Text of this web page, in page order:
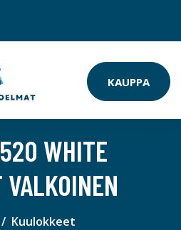
KAUPPA
WHITE
Kuulokkeet